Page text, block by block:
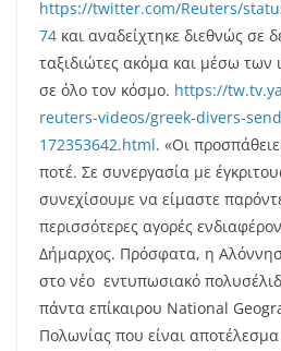
https://twitter.com/Reuters/
74 και αναδείχτηκε διεθνώς σε
ταξιδιώτες ακόμα και μέσω των
σε όλο τον κόσμο. https://
reuters-videos/greek-divers-
172353642.html. «Οι
ποτέ. Σε συνεργασία με
συνεχίσουμε να είμαστε
περισσότερες αγορές
Δήμαρχος. Πρόσφατα, η
στο νέο εντυπωσιακό
πάντα επίκαιρου National
Πολωνίας που είναι